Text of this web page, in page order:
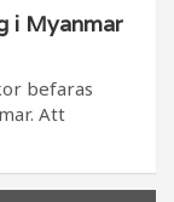
i Myanmar
befaras
Att